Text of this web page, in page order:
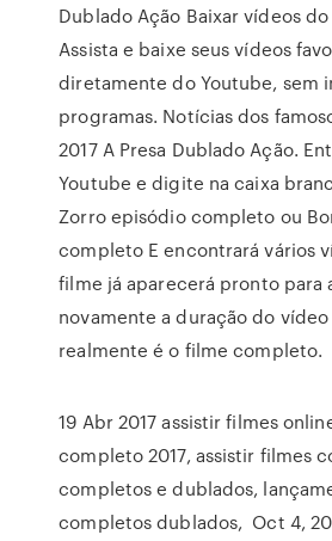
Dublado Ação Baixar vídeos
Assista e baixe seus vídeos
diretamente do Youtube, sem
programas. Notícias dos
2017 A Presa Dublado Ação.
Youtube e digite na caixa
Zorro episódio completo ou
completo E encontrará vários
filme já aparecerá pronto para
novamente a duração do vídeo
realmente é o filme completo.
19 Abr 2017 assistir filmes
completo 2017, assistir filmes
completos e dublados,
completos dublados, Oct 4,